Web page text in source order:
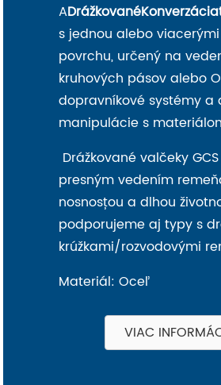
ADrážkovanéKonverzácia
s jednou alebo
povrchu, určený na
kruhových pásov alebo
dopravníkové systémy a
manipulácie s
Drážkované valčeky
presným vedením
nosnosťou a dlhou
podporujeme aj typy s
krúžkami/rozvodovými
Materiál: Oceľ
VIAC